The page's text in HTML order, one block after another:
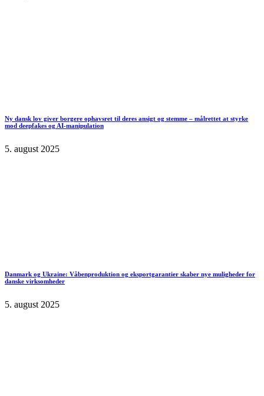
Ny dansk lov giver borgere ophavsret til deres ansigt og stemme – målrettet at styrke
mod deepfakes og AI-manipulation
5. august 2025
Danmark og Ukraine: Våbenproduktion og eksportgarantier skaber nye muligheder for
danske virksomheder
5. august 2025